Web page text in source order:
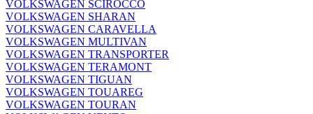
VOLKSWAGEN SCIROCCO
VOLKSWAGEN SHARAN
VOLKSWAGEN CARAVELLA
VOLKSWAGEN MULTIVAN
VOLKSWAGEN TRANSPORTER
VOLKSWAGEN TERAMONT
VOLKSWAGEN TIGUAN
VOLKSWAGEN TOUAREG
VOLKSWAGEN TOURAN